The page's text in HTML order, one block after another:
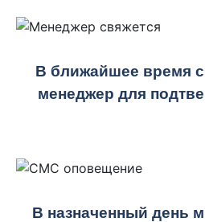
В ближайшее время
менеджер для
В назначенный день